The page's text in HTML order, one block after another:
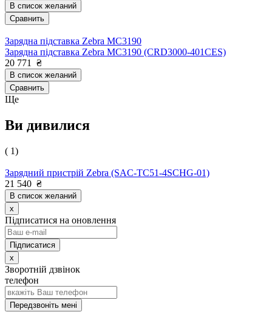
В список желаний
Сравнить
Зарядна підставка Zebra MC3190
Зарядна підставка Zebra MC3190 (CRD3000-401CES)
20 771
₴
В список желаний
Сравнить
Ще
Ви дивилися
( 1)
Зарядний пристрій Zebra (SAC-TC51-4SCHG-01)
21 540 ₴
В список желаний
x
Підписатися на оновлення
x
Зворотній дзвінок
телефон
Передзвоніть мені